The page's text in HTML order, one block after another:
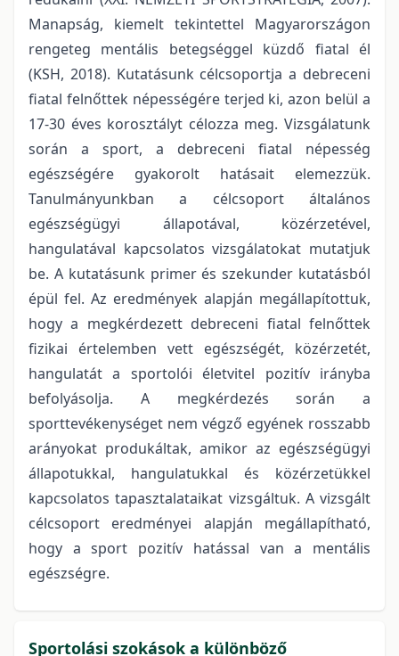
Manapság, kiemelt tekintettel Magyarországon
rengeteg mentális betegséggel küzdő fiatal él
(KSH, 2018). Kutatásunk célcsoportja a debreceni
fiatal felnőttek népességére terjed ki, azon belül a
17-30 éves korosztályt célozza meg. Vizsgálatunk
során a sport, a debreceni fiatal népesség
egészségére gyakorolt hatásait elemezzük.
Tanulmányunkban a célcsoport általános
egészségügyi állapotával, közérzetével,
hangulatával kapcsolatos vizsgálatokat mutatjuk
be. A kutatásunk primer és szekunder kutatásból
épül fel. Az eredmények alapján megállapítottuk,
hogy a megkérdezett debreceni fiatal felnőttek
fizikai értelemben vett egészségét, közérzetét,
hangulatát a sportolói életvitel pozitív irányba
befolyásolja. A megkérdezés során a
sporttevékenységet nem végző egyének rosszabb
arányokat produkáltak, amikor az egészségügyi
állapotukkal, hangulatukkal és közérzetükkel
kapcsolatos tapasztalataikat vizsgáltuk. A vizsgált
célcsoport eredményei alapján megállapítható,
hogy a sport pozitív hatással van a mentális
egészségre.
Sportolási szokások a különböző